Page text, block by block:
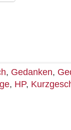
, Gedanken,
, HP,